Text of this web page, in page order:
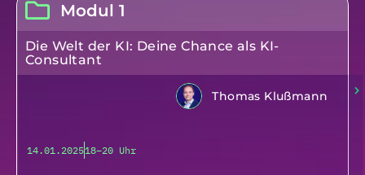
Modul 1
Die Welt der KI: Deine Chance als KI-
Consultant
14.01.202518–20 Uhr
Thomas Klußmann